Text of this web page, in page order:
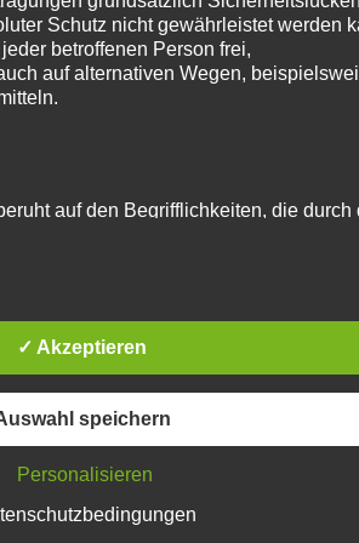
am 16.04.2026
Schutz nicht gewährleistet werden
betroffenen Person frei,
auf alternativen Wegen,
auf den Begrifflichkeiten, die durch
(DS-GVO) verwendet wurden.
für die Öffentlichkeit als auch für
wir vorab die verwendeten
unter anderem die
✓ Akzeptieren
speichern
Personalisieren